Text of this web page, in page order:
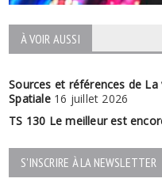
À VOIR AUSSI
Sources et références de
Spatiale 16 juillet 2026
TS 130 Le meilleur est
S'INSCRIRE À LA NEWSLETTER